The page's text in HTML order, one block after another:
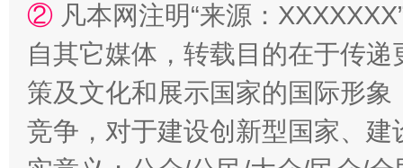
② 凡本网注明“来源：
自其它媒体，转载目的在于传
策及文化和展示国家的国际形
竞争，对于建设创新型国家、